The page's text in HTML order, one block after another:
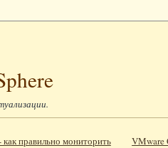
как правильно мониторить VMware